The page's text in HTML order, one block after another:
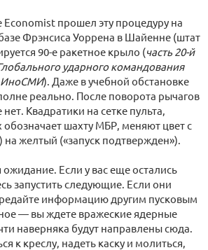
Economist прошел эту процедуру на
Фрэнсиса Уоррена в Шайенне (штат
90-е ракетное крыло (часть 20-й
ударного командования
). Даже в учебной обстановке
реально. После поворота рычагов
Квадратики на сетке пульта,
шахту МБР, меняют цвет с
на желтый («запуск подтвержден»).
ожидание. Если у вас еще остались
запустить следующие. Если они
информацию другим пусковым
— вы ждете вражеские ядерные
наверняка будут направлены сюда.
к креслу, надеть каску и молиться,